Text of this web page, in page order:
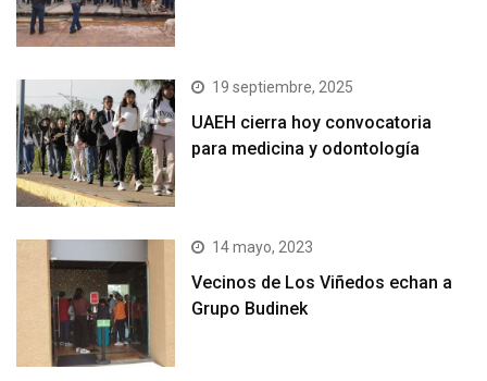
19 septiembre, 2025
UAEH cierra hoy convocatoria
para medicina y odontología
14 mayo, 2023
Vecinos de Los Viñedos echan a
Grupo Budinek